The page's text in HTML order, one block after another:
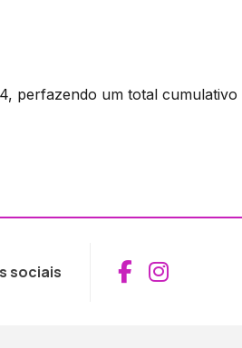
perfazendo um total cumulativo
sociais Aceder